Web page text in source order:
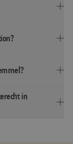
in